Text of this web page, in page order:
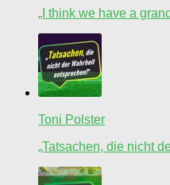
„I think we have a
Toni Polster
„Tatsachen, die nicht